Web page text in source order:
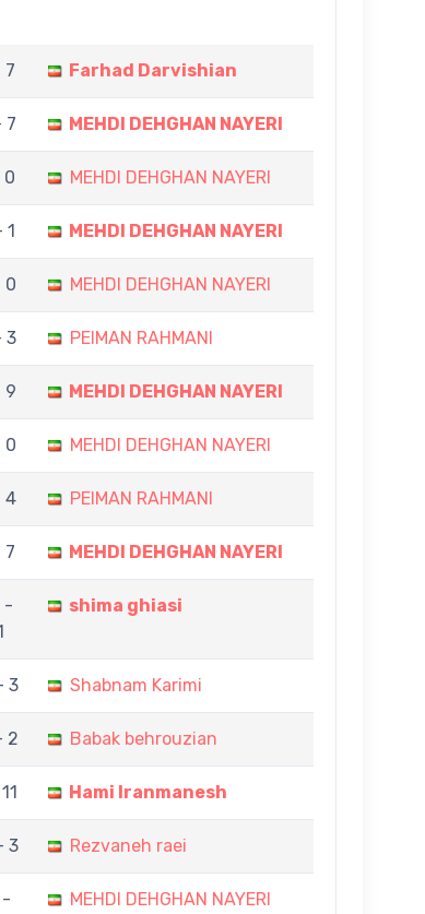
7 Farhad Darvishian
7 MEHDI DEHGHAN NAYERI
0 MEHDI DEHGHAN NAYERI
1 MEHDI DEHGHAN NAYERI
0 MEHDI DEHGHAN NAYERI
3 PEIMAN RAHMANI
9 MEHDI DEHGHAN NAYERI
0 MEHDI DEHGHAN NAYERI
4 PEIMAN RAHMANI
7 MEHDI DEHGHAN NAYERI
-
shima ghiasi
3 Shabnam Karimi
2 Babak behrouzian
Hami Iranmanesh
3 Rezvaneh raei
-
MEHDI DEHGHAN NAYERI